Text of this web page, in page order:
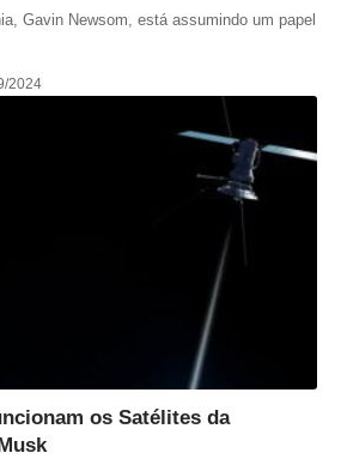
Gavin Newsom, está assumindo um papel
2024
os Satélites da